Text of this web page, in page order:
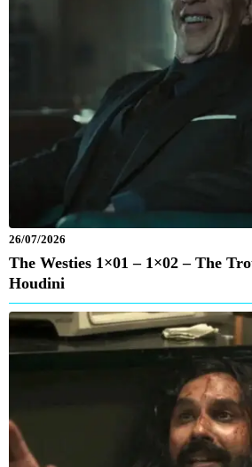
26/07/2026
The Westies 1×01 – 1×02 – The
Houdini